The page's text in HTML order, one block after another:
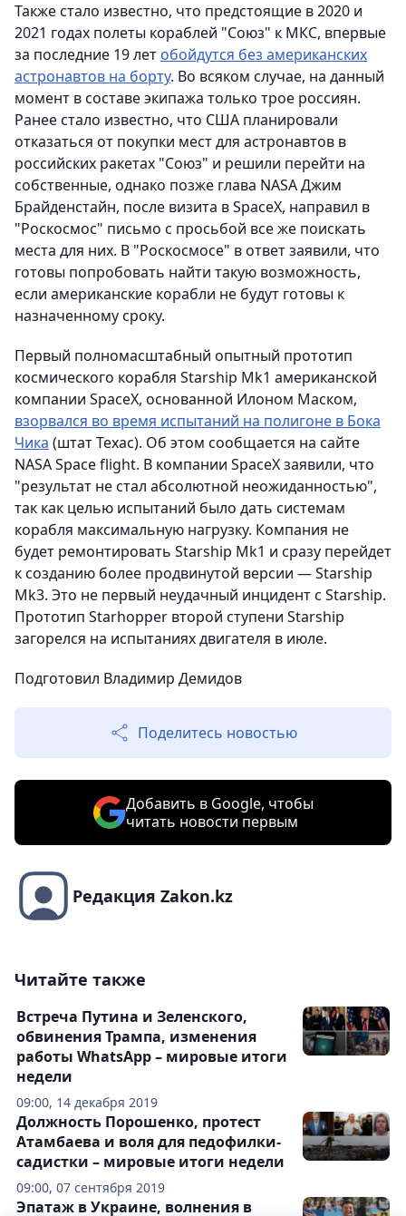
Также стало известно, что предстоящие в 2020 и
2021 годах полеты кораблей "Союз" к МКС, впервые
за последние 19 лет обойдутся без американских
астронавтов на борту. Во всяком случае, на данный
момент в составе экипажа только трое россиян.
Ранее стало известно, что США планировали
отказаться от покупки мест для астронавтов в
российских ракетах "Союз" и решили перейти на
собственные, однако позже глава NASA Джим
Брайденстайн, после визита в SpaceX, направил в
"Роскосмос" письмо с просьбой все же поискать
места для них. В "Роскосмосе" в ответ заявили, что
готовы попробовать найти такую возможность,
если американские корабли не будут готовы к
назначенному сроку.
Первый полномасштабный опытный прототип
космического корабля Starship Mk1 американской
компании SpaceX, основанной Илоном Маском,
взорвался во время испытаний на полигоне в Бока
Чика (штат Техас). Об этом сообщается на сайте
NASA Space flight. В компании SpaceX заявили, что
"результат не стал абсолютной неожиданностью",
так как целью испытаний было дать системам
корабля максимальную нагрузку. Компания не
будет ремонтировать Starship Mk1 и сразу перейдет
к созданию более продвинутой версии — Starship
Mk3. Это не первый неудачный инцидент с Starship.
Прототип Starhopper второй ступени Starship
загорелся на испытаниях двигателя в июле.
Подготовил Владимир Демидов
Поделитесь новостью
Добавить в Google, чтобы
читать новости первым
Редакция Zakon.kz
Читайте также
09:00, 14 декабря 2019
Встреча Путина и Зеленского,
обвинения Трампа, изменения
работы WhatsApp – мировые итоги
недели
09:00, 07 сентября 2019
Должность Порошенко, протест
Атамбаева и воля для педофилки-
садистки – мировые итоги недели
Эпатаж в Украине, волнения в